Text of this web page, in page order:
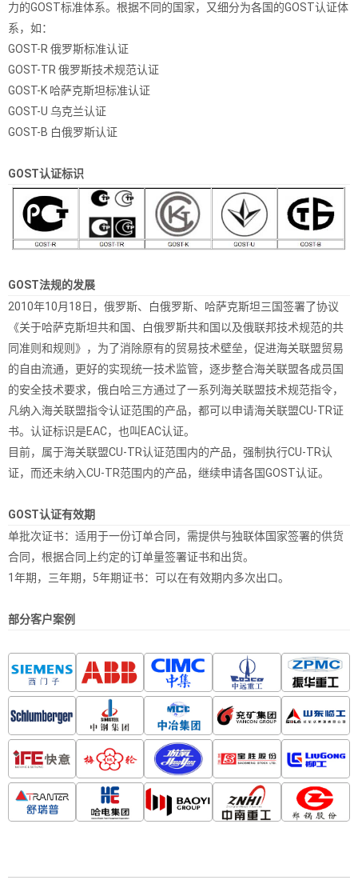
力的GOST标准体系。根据不同的国家，又细分为各国的GOST认证体
系，如：
GOST-R 俄罗斯标准认证
GOST-TR 俄罗斯技术规范认证
GOST-K 哈萨克斯坦标准认证
GOST-U 乌克兰认证
GOST-B 白俄罗斯认证
GOST认证标识
GOST法规的发展
2010年10月18日，俄罗斯、白俄罗斯、哈萨克斯坦三国签署了协议
《关于哈萨克斯坦共和国、白俄罗斯共和国以及俄联邦技术规范的共
同准则和规则》，为了消除原有的贸易技术壁垒，促进海关联盟贸易
的自由流通，更好的实现统一技术监管，逐步整合海关联盟各成员国
的安全技术要求，俄白哈三方通过了一系列海关联盟技术规范指令，
凡纳入海关联盟指令认证范围的产品，都可以申请海关联盟CU-TR证
书。认证标识是EAC，也叫EAC认证。
目前，属于海关联盟CU-TR认证范围内的产品，强制执行CU-TR认
证，而还未纳入CU-TR范围内的产品，继续申请各国GOST认证。
GOST认证有效期
单批次证书：适用于一份订单合同，需提供与独联体国家签署的供货
合同，根据合同上约定的订单量签署证书和出货。
1年期，三年期，5年期证书：可以在有效期内多次出口。
部分客户案例